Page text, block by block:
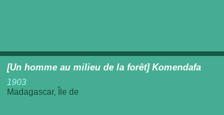
[Un homme au milieu de la forêt] Komendafa
1903
Madagascar, Île de